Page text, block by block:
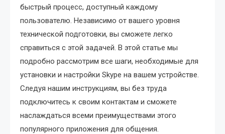
быстрый процесс, доступный каждому
пользователю. Независимо от вашего уровня
технической подготовки, вы сможете легко
справиться с этой задачей. В этой статье мы
подробно рассмотрим все шаги, необходимые для
установки и настройки Skype на вашем устройстве.
Следуя нашим инструкциям, вы без труда
подключитесь к своим контактам и сможете
наслаждаться всеми преимуществами этого
популярного приложения для общения.